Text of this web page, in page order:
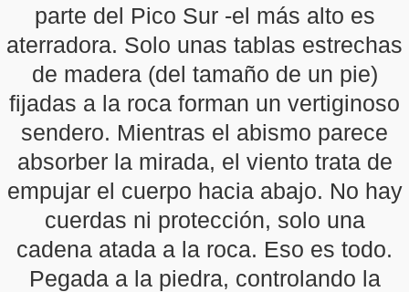
parte del Pico Sur -el más alto es
aterradora. Solo unas tablas estrechas
de madera (del tamaño de un pie)
fijadas a la roca forman un vertiginoso
sendero. Mientras el abismo parece
absorber la mirada, el viento trata de
empujar el cuerpo hacia abajo. No hay
cuerdas ni protección, solo una
cadena atada a la roca. Eso es todo.
Pegada a la piedra, controlando la